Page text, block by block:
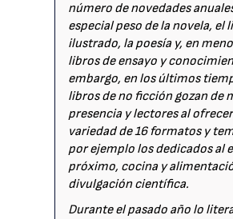
número de novedades
especial peso de la novela, el
ilustrado, la poesía y, en
libros de ensayo y
embargo, en los últimos
libros de no ficción gozan de
presencia y lectores al
variedad de 16 formatos y
por ejemplo los dedicados al
próximo, cocina y
divulgación científica.
Durante el pasado año lo